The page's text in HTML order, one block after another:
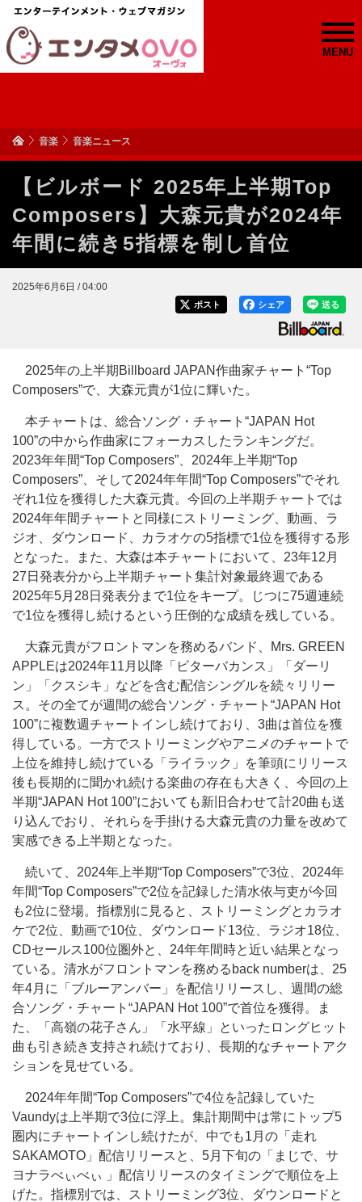
MENU
音楽 音楽ニュース
【ビルボード 2025年上半期Top
Composers】大森元貴が2024年
年間に続き5指標を制し首位
2025年6月6日 / 04:00
送る
シェア
ポスト
2025年の上半期Billboard JAPAN作曲家チャート“Top
Composers”で、大森元貴が1位に輝いた。
本チャートは、総合ソング・チャート“JAPAN Hot
100”の中から作曲家にフォーカスしたランキングだ。
2023年年間“Top Composers”、2024年上半期“Top
Composers”、そして2024年年間“Top Composers”でそれ
ぞれ1位を獲得した大森元貴。今回の上半期チャートでは
2024年年間チャートと同様にストリーミング、動画、ラ
ジオ、ダウンロード、カラオケの5指標で1位を獲得する形
となった。また、大森は本チャートにおいて、23年12月
27日発表分から上半期チャート集計対象最終週である
2025年5月28日発表分まで1位をキープ。じつに75週連続
で1位を獲得し続けるという圧倒的な成績を残している。
大森元貴がフロントマンを務めるバンド、Mrs. GREEN
APPLEは2024年11月以降「ビターバカンス」「ダーリ
ン」「クスシキ」などを含む配信シングルを続々リリー
ス。その全てが週間の総合ソング・チャート“JAPAN Hot
100”に複数週チャートインし続けており、3曲は首位を獲
得している。一方でストリーミングやアニメのチャートで
上位を維持し続けている「ライラック」を筆頭にリリース
後も長期的に聞かれ続ける楽曲の存在も大きく、今回の上
半期“JAPAN Hot 100”においても新旧合わせて計20曲も送
り込んでおり、それらを手掛ける大森元貴の力量を改めて
実感できる上半期となった。
続いて、2024年上半期“Top Composers”で3位、2024年
年間“Top Composers”で2位を記録した清水依与吏が今回
も2位に登場。指標別に見ると、ストリーミングとカラオ
ケで2位、動画で10位、ダウンロード13位、ラジオ18位、
CDセールス100位圏外と、24年年間時と近い結果となっ
ている。清水がフロントマンを務めるback numberは、25
年4月に「ブルーアンバー」を配信リリースし、週間の総
合ソング・チャート“JAPAN Hot 100”で首位を獲得。ま
た、「高嶺の花子さん」「水平線」といったロングヒット
曲も引き続き支持され続けており、長期的なチャートアク
ションを見せている。
2024年年間“Top Composers”で4位を記録していた
Vaundyは上半期で3位に浮上。集計期間中は常にトップ5
圏内にチャートインし続けたが、中でも1月の「走れ
SAKAMOTO」配信リリースと、5月下旬の「まじで、サ
ヨナラべぃべぃ 」配信リリースのタイミングで順位を上
げた。指標別では、ストリーミング3位、ダウンロードと